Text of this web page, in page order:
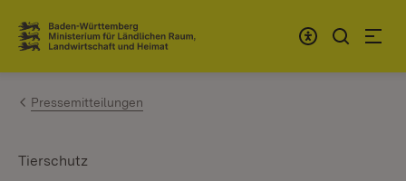
Zum Inhalt springen
Link zur Startseite
Pressemitteilungen
Tierschutz